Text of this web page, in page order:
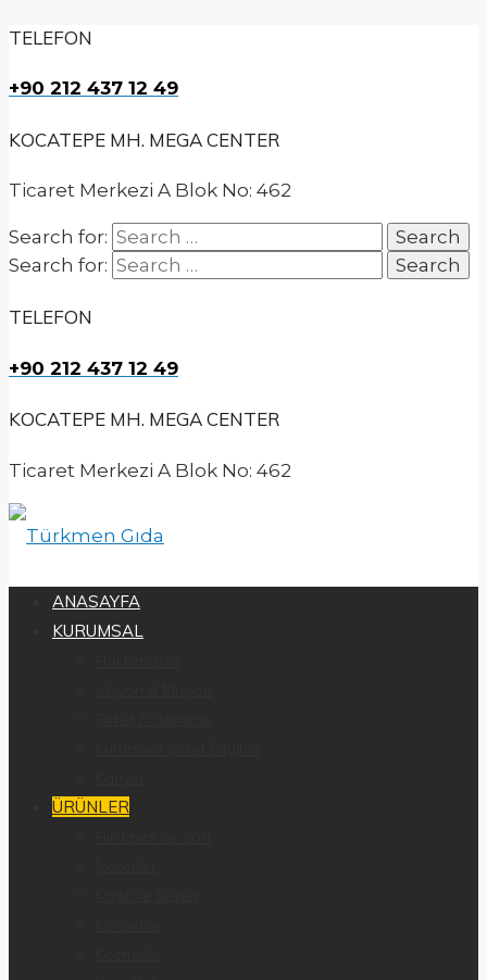
TELEFON
+90 212 437 12 49
KOCATEPE MH. MEGA CENTER
Ticaret Merkezi A Blok No: 462
Search for:
Search for:
TELEFON
+90 212 437 12 49
KOCATEPE MH. MEGA CENTER
Ticaret Merkezi A Blok No: 462
ANASAYFA
KURUMSAL
ÜRÜNLER